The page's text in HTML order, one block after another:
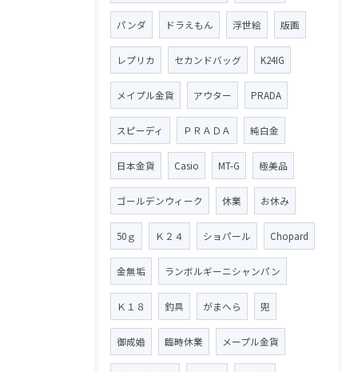
パンダ ドラえもん 浮世絵 版画
レプリカ セカンドバッグ K24IG
メイプル金貨 アウター PRADA
スピーディ ＰＲＡＤＡ 純白金
日本金貨 Casio MT-G 極美品
ゴールデンウィーク 休業 お休み
50ｇ Ｋ２４ ショパール Chopard
金無垢 ランボルギーニシャンパン
Ｋ１８ 釣具 がまへら 兜
御成婚 臨時休業 メープル金貨